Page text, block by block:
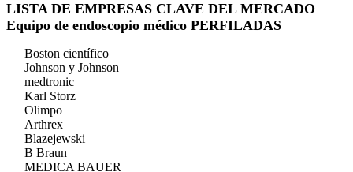
LISTA DE EMPRESAS CLAVE DEL MERCADO
Equipo de endoscopio médico PERFILADAS
Boston científico
Johnson y Johnson
medtronic
Karl Storz
Olimpo
Arthrex
Blazejewski
B Braun
MEDICA BAUER